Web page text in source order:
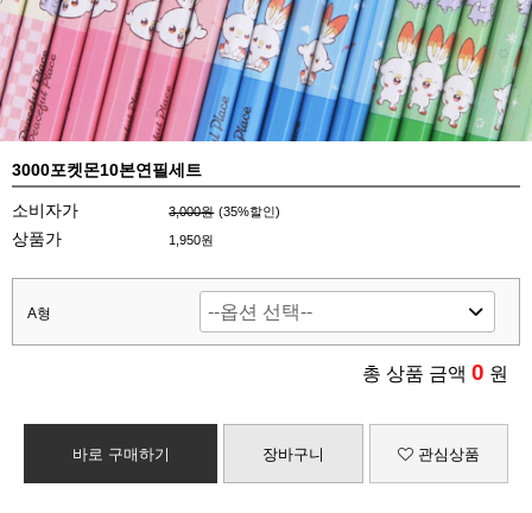
3000포켓몬10본연필세트
소비자가 3,000원 (35%할인)
상품가 1,950원
A형
총 상품 금액 0 원
바로 구매하기 장바구니 관심상품